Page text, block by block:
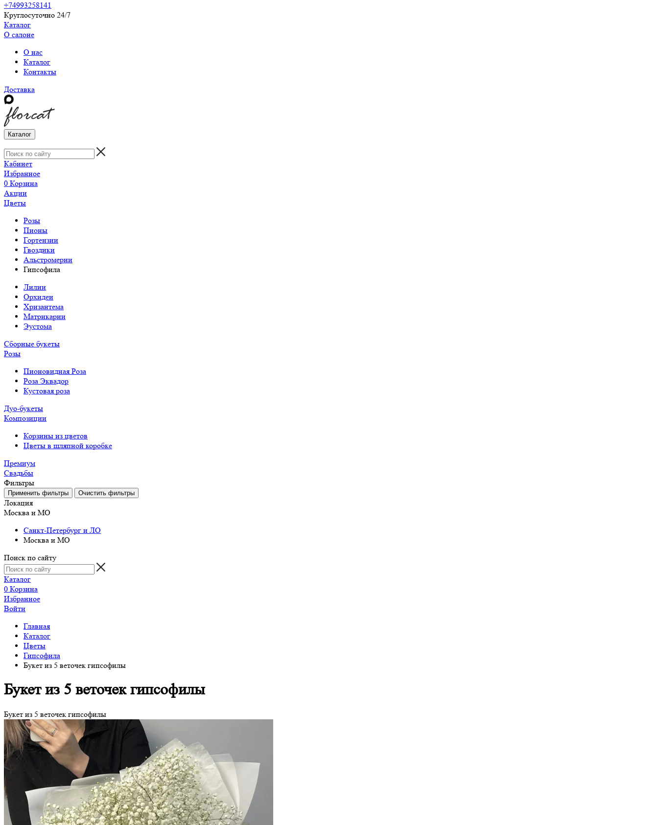
+74993258141
Круглосуточно 24/7
Каталог
О салоне
О нас
Каталог
Контакты
Доставка
Каталог
Кабинет
Избранное
0 Корзина
Акции
Цветы
Розы
Пионы
Гортензии
Гвоздики
Альстромерии
Гипсофила
Лилии
Орхидеи
Хризантема
Матрикарии
Эустома
Сборные букеты
Розы
Пионовидная Роза
Роза Эквадор
Кустовая роза
Дуо-букеты
Композиции
Корзины из цветов
Цветы в шляпной коробке
Премиум
Свадьбы
Фильтры
Локация
Москва и МО
Санкт-Петербург и ЛО
Москва и МО
Поиск по сайту
Каталог
0 Корзина
Избранное
Войти
Главная
Каталог
Цветы
Гипсофила
Букет из 5 веточек гипсофилы
Букет из 5 веточек гипсофилы
Букет из 5 веточек гипсофилы